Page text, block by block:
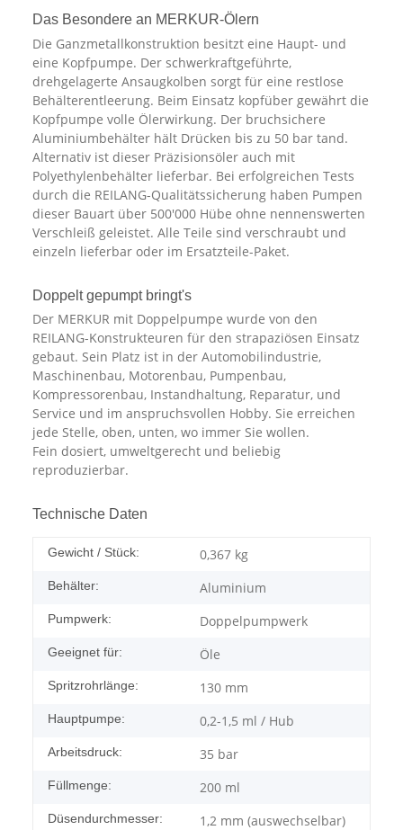
Das Besondere an MERKUR-Ölern
Die Ganzmetallkonstruktion besitzt eine Haupt- und
eine Kopfpumpe. Der schwerkraftgeführte,
drehgelagerte Ansaugkolben sorgt für eine restlose
Behälterentleerung. Beim Einsatz kopfüber gewährt die
Kopfpumpe volle Ölerwirkung. Der bruchsichere
Aluminiumbehälter hält Drücken bis zu 50 bar tand.
Alternativ ist dieser Präzisionsöler auch mit
Polyethylenbehälter lieferbar. Bei erfolgreichen Tests
durch die REILANG-Qualitätssicherung haben Pumpen
dieser Bauart über 500'000 Hübe ohne nennenswerten
Verschleiß geleistet. Alle Teile sind verschraubt und
einzeln lieferbar oder im Ersatzteile-Paket.
Doppelt gepumpt bringt's
Der MERKUR mit Doppelpumpe wurde von den
REILANG-Konstrukteuren für den strapaziösen Einsatz
gebaut. Sein Platz ist in der Automobilindustrie,
Maschinenbau, Motorenbau, Pumpenbau,
Kompressorenbau, Instandhaltung, Reparatur, und
Service und im anspruchsvollen Hobby. Sie erreichen
jede Stelle, oben, unten, wo immer Sie wollen.
Fein dosiert, umweltgerecht und beliebig
reproduzierbar.
Technische Daten
Gewicht / Stück: 0,367 kg
Behälter: Aluminium
Pumpwerk: Doppelpumpwerk
Geeignet für: Öle
Spritzrohrlänge: 130 mm
Hauptpumpe: 0,2-1,5 ml / Hub
Arbeitsdruck: 35 bar
Füllmenge: 200 ml
Düsendurchmesser: 1,2 mm (auswechselbar)